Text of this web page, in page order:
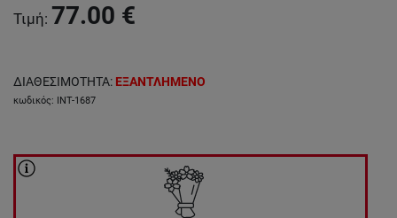
Τιμή: 77.00 €
ΔΙΑΘΕΣΙΜΟΤΗΤΑ: ΕΞΑΝΤΛΗΜΕΝΟ
κωδικός: INT-1687